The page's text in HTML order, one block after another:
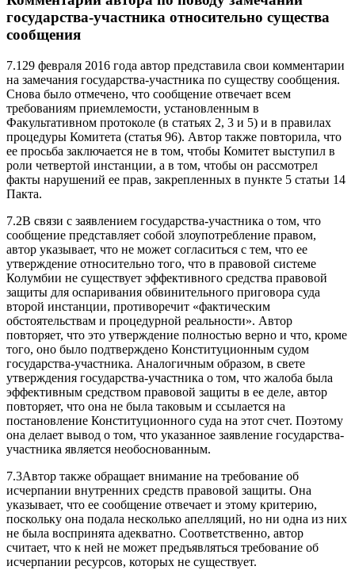
государства-участника относительно существа
сообщения
7.129 февраля 2016 года автор представила свои комментарии
на замечания государства-участника по существу сообщения.
Снова было отмечено, что сообщение отвечает всем
требованиям приемлемости, установленным в
Факультативном протоколе (в статьях 2, 3 и 5) и в правилах
процедуры Комитета (статья 96). Автор также повторила, что
ее просьба заключается не в том, чтобы Комитет выступил в
роли четвертой инстанции, а в том, чтобы он рассмотрел
факты нарушений ее прав, закрепленных в пункте 5 статьи 14
Пакта.
7.2В связи с заявлением государства-участника о том, что
сообщение представляет собой злоупотребление правом,
автор указывает, что не может согласиться с тем, что ее
утверждение относительно того, что в правовой системе
Колумбии не существует эффективного средства правовой
защиты для оспаривания обвинительного приговора суда
второй инстанции, противоречит «фактическим
обстоятельствам и процедурной реальности». Автор
повторяет, что это утверждение полностью верно и что, кроме
того, оно было подтверждено Конституционным судом
государства-участника. Аналогичным образом, в свете
утверждения государства-участника о том, что жалоба была
эффективным средством правовой защиты в ее деле, автор
повторяет, что она не была таковым и ссылается на
постановление Конституционного суда на этот счет. Поэтому
она делает вывод о том, что указанное заявление государства-
участника является необоснованным.
7.3Автор также обращает внимание на требование об
исчерпании внутренних средств правовой защиты. Она
указывает, что ее сообщение отвечает и этому критерию,
поскольку она подала несколько апелляций, но ни одна из них
не была воспринята адекватно. Соответственно, автор
считает, что к ней не может предъявляться требование об
исчерпании ресурсов, которых не существует.